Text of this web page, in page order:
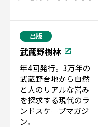
出版
武蔵野樹林
年4回発行。3万年の
武蔵野台地から自然
と人のリアルな営み
を探求する現代のラ
ンドスケープマガジ
ン。